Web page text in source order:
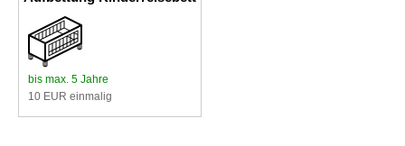
bis max. 5 Jahre
10 EUR einmalig